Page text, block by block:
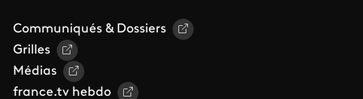
Communiqués & Dossiers
Grilles
Médias
france.tv hebdo